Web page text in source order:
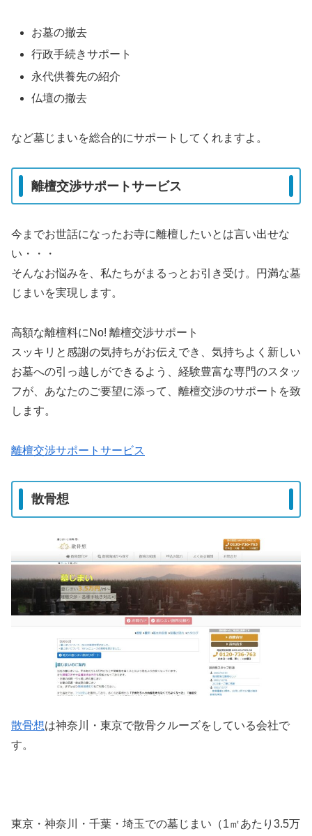
お墓の撤去
行政手続きサポート
永代供養先の紹介
仏壇の撤去
など墓じまいを総合的にサポートしてくれますよ。
離檀交渉サポートサービス
今までお世話になったお寺に離檀したいとは言い出せな
い・・・
そんなお悩みを、私たちがまるっとお引き受け。円満な墓
じまいを実現します。
高額な離檀料にNo! 離檀交渉サポート
スッキリと感謝の気持ちがお伝えでき、気持ちよく新しい
お墓への引っ越しができるよう、経験豊富な専門のスタッ
フが、あなたのご要望に添って、離檀交渉のサポートを致
します。
離檀交渉サポートサービス
散骨想
散骨想は神奈川・東京で散骨クルーズをしている会社で
す。
東京・神奈川・千葉・埼玉での墓じまい（1㎡あたり3.5万